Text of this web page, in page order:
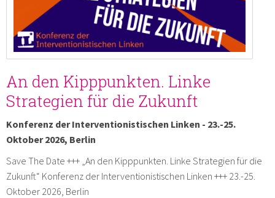
An den Kipppunkten. Linke
Strategien für die Zukunft
Konferenz der Interventionistischen Linken - 23.-25.
Oktober 2026, Berlin
Save The Date +++ „An den Kipppunkten. Linke Strategien für die
Zukunft“ Konferenz der Interventionistischen Linken +++ 23.-25.
Oktober 2026, Berlin